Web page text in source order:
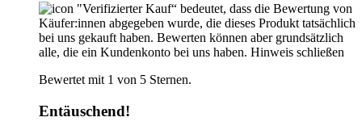
"Verifizierter Kauf“ bedeutet, dass die Bewertung von
Käufer:innen abgegeben wurde, die dieses Produkt tatsächlich
bei uns gekauft haben. Bewerten können aber grundsätzlich
alle, die ein Kundenkonto bei uns haben. Hinweis schließen
Bewertet mit 1 von 5 Sternen.
Entäuschend!